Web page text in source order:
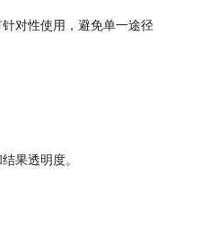
对性使用，避免单一途径
果透明度。